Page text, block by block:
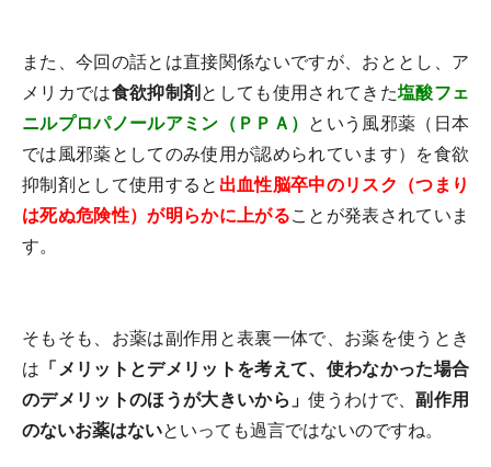
また、今回の話とは直接関係ないですが、おととし、ア
メリカでは食欲抑制剤 としても使用されてきた塩酸フェ
ニルプロパノールアミン（ＰＰＡ） という風邪薬（日本
では風邪薬としてのみ使用が認められています）を食欲
抑制剤として使用すると 出血性脳卒中のリスク（つまり
は死ぬ危険性）が明らかに上がることが発表されていま
す。
そもそも、お薬は副作用と表裏一体で、お薬を使うとき
は 「メリットとデメリットを考えて、使わなかった場合
のデメリットのほうが大きいから」使うわけで、副作用
のないお薬はないといっても過言ではないのですね。